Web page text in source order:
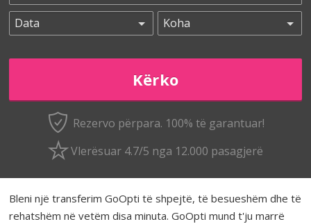
Rezervo përpara. 100% të garantuar!
Vlerësuar 4.7/5 nga 12.000 pasagjerë
Bleni një transferim GoOpti të shpejtë, të besueshëm dhe të
rehatshëm në vetëm disa minuta. GoOpti mund t'ju marrë